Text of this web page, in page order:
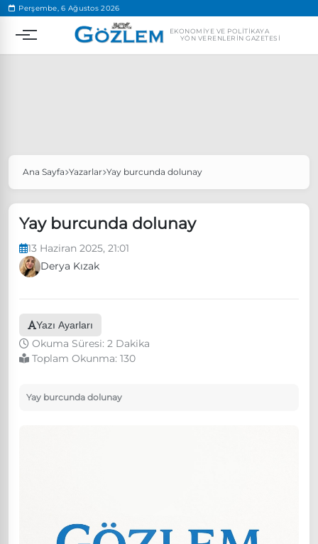
Perşembe, 6 Ağustos 2026
EKONOMIYE VE POLITIKAYA
YÖN VERENLERIN GAZETESI
Popüler Aramalar
Özgür Özel, Ekrem İmamoğlu’nu ziyaret edecek
Ünlü çift bir etkinliğe daha katılmama kararı aldı
Boykot
Ana Sayfa Yazarlar Yay burcunda dolunay
Yay burcunda dolunay
13 Haziran 2025, 21:01
Derya Kızak
Yazı Ayarları
Okuma Süresi: 2 Dakika
Toplam Okunma: 130
Yay burcunda dolunay